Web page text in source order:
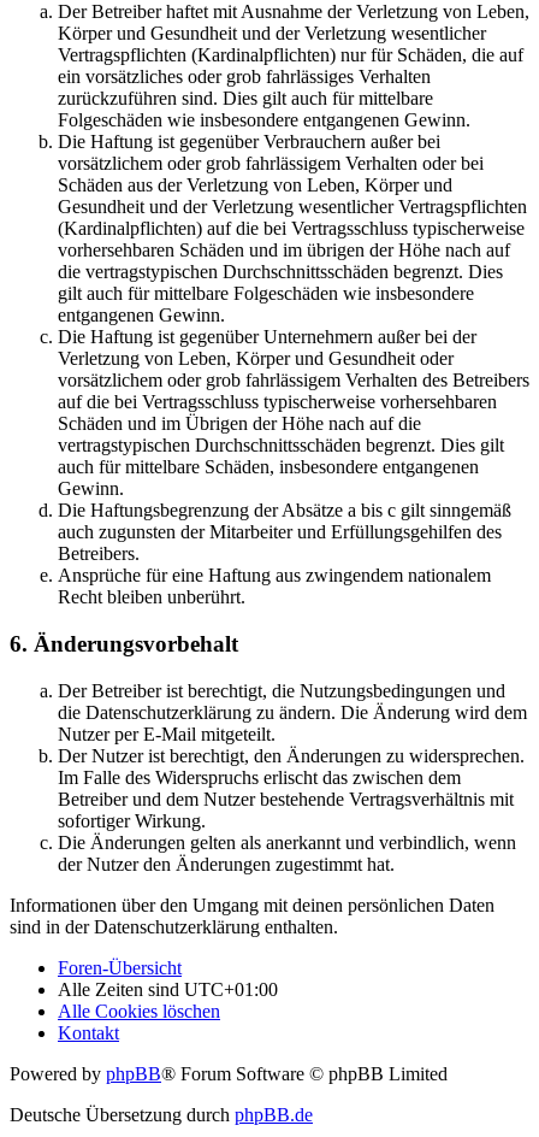
Der Betreiber haftet mit Ausnahme der Verletzung von Leben,
Körper und Gesundheit und der Verletzung wesentlicher
Vertragspflichten (Kardinalpflichten) nur für Schäden, die auf
ein vorsätzliches oder grob fahrlässiges Verhalten
zurückzuführen sind. Dies gilt auch für mittelbare
Folgeschäden wie insbesondere entgangenen Gewinn.
Die Haftung ist gegenüber Verbrauchern außer bei
vorsätzlichem oder grob fahrlässigem Verhalten oder bei
Schäden aus der Verletzung von Leben, Körper und
Gesundheit und der Verletzung wesentlicher Vertragspflichten
(Kardinalpflichten) auf die bei Vertragsschluss typischerweise
vorhersehbaren Schäden und im übrigen der Höhe nach auf
die vertragstypischen Durchschnittsschäden begrenzt. Dies
gilt auch für mittelbare Folgeschäden wie insbesondere
entgangenen Gewinn.
Die Haftung ist gegenüber Unternehmern außer bei der
Verletzung von Leben, Körper und Gesundheit oder
vorsätzlichem oder grob fahrlässigem Verhalten des Betreibers
auf die bei Vertragsschluss typischerweise vorhersehbaren
Schäden und im Übrigen der Höhe nach auf die
vertragstypischen Durchschnittsschäden begrenzt. Dies gilt
auch für mittelbare Schäden, insbesondere entgangenen
Gewinn.
Die Haftungsbegrenzung der Absätze a bis c gilt sinngemäß
auch zugunsten der Mitarbeiter und Erfüllungsgehilfen des
Betreibers.
Ansprüche für eine Haftung aus zwingendem nationalem
Recht bleiben unberührt.
6. Änderungsvorbehalt
Der Betreiber ist berechtigt, die Nutzungsbedingungen und
die Datenschutzerklärung zu ändern. Die Änderung wird dem
Nutzer per E-Mail mitgeteilt.
Der Nutzer ist berechtigt, den Änderungen zu widersprechen.
Im Falle des Widerspruchs erlischt das zwischen dem
Betreiber und dem Nutzer bestehende Vertragsverhältnis mit
sofortiger Wirkung.
Die Änderungen gelten als anerkannt und verbindlich, wenn
der Nutzer den Änderungen zugestimmt hat.
Informationen über den Umgang mit deinen persönlichen Daten
sind in der Datenschutzerklärung enthalten.
Foren-Übersicht
Alle Zeiten sind UTC+01:00
Alle Cookies löschen
Kontakt
Powered by phpBB® Forum Software © phpBB Limited
Deutsche Übersetzung durch phpBB.de